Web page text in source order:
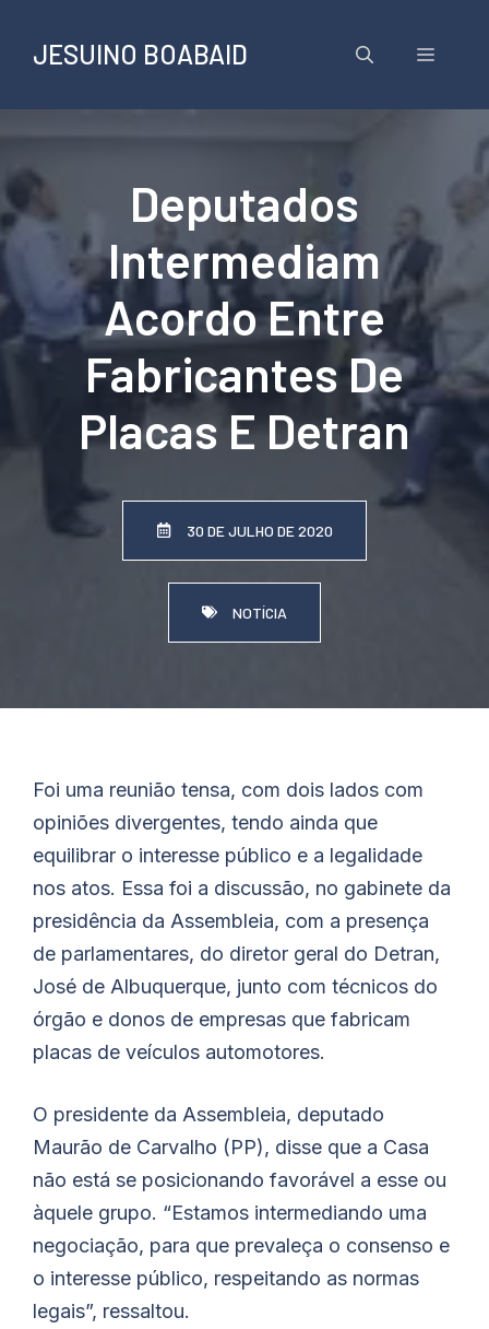
conteúdo
JESUINO BOABAID Menu
Deputados
Intermediam
Acordo Entre
Fabricantes De
Placas E Detran
30 DE JULHO DE 2020
NOTÍCIA
Foi uma reunião tensa, com dois lados com
opiniões divergentes, tendo ainda que
equilibrar o interesse público e a legalidade
nos atos. Essa foi a discussão, no gabinete da
presidência da Assembleia, com a presença
de parlamentares, do diretor geral do Detran,
José de Albuquerque, junto com técnicos do
órgão e donos de empresas que fabricam
placas de veículos automotores.
O presidente da Assembleia, deputado
Maurão de Carvalho (PP), disse que a Casa
não está se posicionando favorável a esse ou
àquele grupo. “Estamos intermediando uma
negociação, para que prevaleça o consenso e
o interesse público, respeitando as normas
legais”, ressaltou.